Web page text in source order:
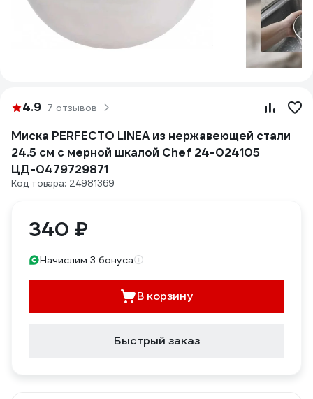
4.9 7 отзывов
Миска PERFECTO LINEA из нержавеющей стали
24.5 см с мерной шкалой Chef 24-024105
ЦД-0479729871
Код товара: 24981369
340 ₽
Начислим 3 бонуса
В корзину
Быстрый заказ